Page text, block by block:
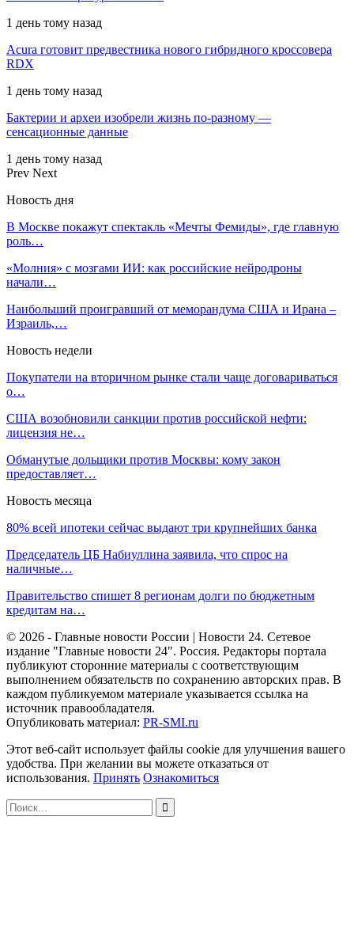
1 день тому назад
Acura готовит предвестника нового гибридного кроссовера
RDX
1 день тому назад
Бактерии и археи изобрели жизнь по-разному —
сенсационные данные
1 день тому назад
Prev Next
Новость дня
В Москве покажут спектакль «Мечты Фемиды», где главную
роль…
«Молния» с мозгами ИИ: как российские нейродроны
начали…
Наибольший проигравший от меморандума США и Ирана –
Израиль,…
Новость недели
Покупатели на вторичном рынке стали чаще договариваться
о…
США возобновили санкции против российской нефти:
лицензия не…
Обманутые дольщики против Москвы: кому закон
предоставляет…
Новость месяца
80% всей ипотеки сейчас выдают три крупнейших банка
Председатель ЦБ Набиуллина заявила, что спрос на
наличные…
Правительство спишет 8 регионам долги по бюджетным
кредитам на…
© 2026 - Главные новости России | Новости 24. Сетевое
издание "Главные новости 24". Россия. Редакторы портала
публикуют сторонние материалы с соответствующим
выполнением обязательств по сохранению авторских прав. В
каждом публикуемом материале указывается ссылка на
источник правообладателя.
Опубликовать материал: PR-SMI.ru
Этот веб-сайт использует файлы cookie для улучшения вашего
удобства. При желании вы можете отказаться от
использования. Принять Ознакомиться